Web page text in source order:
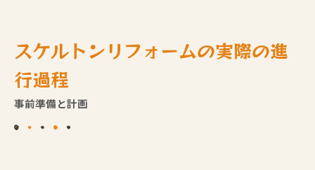
スケルトンリフォームの実際の進
行過程
事前準備と計画